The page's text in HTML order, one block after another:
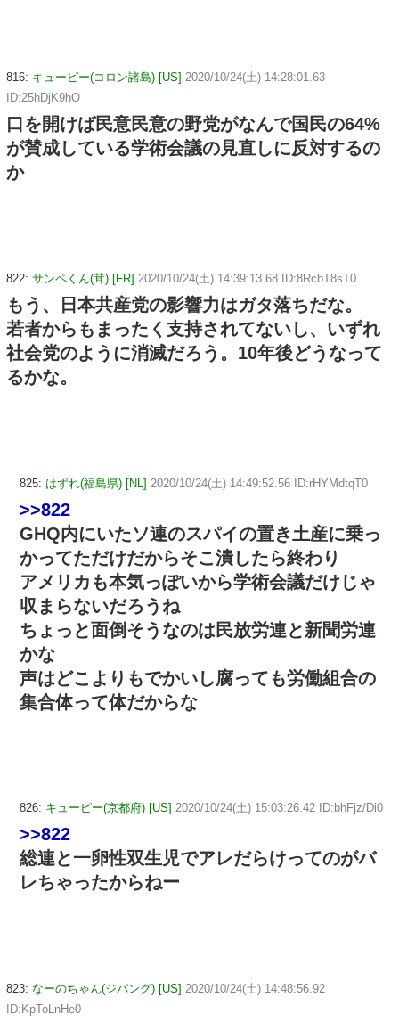
816: キューピー(コロン諸島) [US] 2020/10/24(土) 14:28:01.63
ID:25hDjK9hO
口を開けば民意民意の野党がなんで国民の64%
が賛成している学術会議の見直しに反対するの
か
822: サンペくん(茸) [FR] 2020/10/24(土) 14:39:13.68 ID:8RcbT8sT0
もう、日本共産党の影響力はガタ落ちだな。
若者からもまったく支持されてないし、いずれ
社会党のように消滅だろう。10年後どうなって
るかな。
825: はずれ(福島県) [NL] 2020/10/24(土) 14:49:52.56 ID:rHYMdtqT0
>>822
GHQ内にいたソ連のスパイの置き土産に乗っ
かってただけだからそこ潰したら終わり
アメリカも本気っぽいから学術会議だけじゃ
収まらないだろうね
ちょっと面倒そうなのは民放労連と新聞労連
かな
声はどこよりもでかいし腐っても労働組合の
集合体って体だからな
826: キューピー(京都府) [US] 2020/10/24(土) 15:03:26.42 ID:bhFjz/Di0
>>822
総連と一卵性双生児でアレだらけってのがバ
レちゃったからねー
823: なーのちゃん(ジパング) [US] 2020/10/24(土) 14:48:56.92
ID:KpToLnHe0